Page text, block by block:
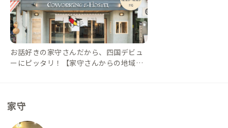
ウイスキーが楽しめる隠れ家Bar） ・呑象ブリューイング：徒
歩4分（おいしいクラフトビールが飲めます） ちょっとした息抜
き ・旅人ハーバー：徒歩1分（ドリンクやお酒の他、おしるこラ
テも絶品） ・五人百姓 池商店：徒歩5分（名物加美代飴やソフ
トクリームが楽しめる商店）
お話好きの家守さんだから、四国デビュ
ーにピッタリ！【家守さんからの地域情
家守